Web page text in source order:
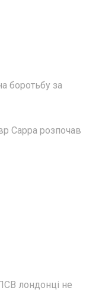
боротьбу за
Сарра розпочав
лондонці не